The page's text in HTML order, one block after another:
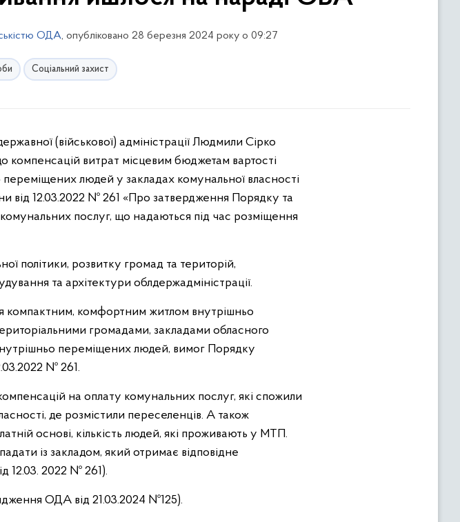
ОДА, опубліковано 28 березня 2024 року о 09:27
Соціальний захист
(військової) адміністрації Людмили Сірко
компенсацій витрат місцевим бюджетам вартості
людей у закладах комунальної власності
від 12.03.2022 № 261 «Про затвердження Порядку та
послуг, що надаються під час розміщення
політики, розвитку громад та територій,
та архітектури облдержадміністрації.
компактним, комфортним житлом внутрішньо
громадами, закладами обласного
переміщених людей, вимог Порядку
№ 261.
на оплату комунальних послуг, які спожили
де розмістили переселенців. А також
основі, кількість людей, які проживають у МТП.
із закладом, який отримає відповідне
12.03. 2022 № 261).
ОДА від 21.03.2024 №125).